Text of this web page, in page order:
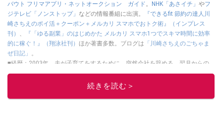
バウト フリマアプリ・ネットオークション ガイド。 NHK「あさイチ」 やフ
ジテレビ「ノンストップ」 などの情報番組に出演。
『できるfit 節約の達人川
崎さちえのポイ活＋クーポン＋メルカリ スマホでおトク術』（インプレス
刊） 、
『「ゆる副業」のはじめかた メルカリ スマホ1つでスキマ時間に効率
的に稼ぐ！』（翔泳社刊） ほか著書多数。ブログは 「川崎さちえのごちゃま
ぜ日記」 。
■経歴：2003年、夫が子育てをするために、突然会社を辞める。翌月からの
給料が０円になり、家にいながら、しかも空いた時間でできるオークション
に目をつける。しかし、取引の仕方がわからずに、まずは落札者として参
続きを読む＞